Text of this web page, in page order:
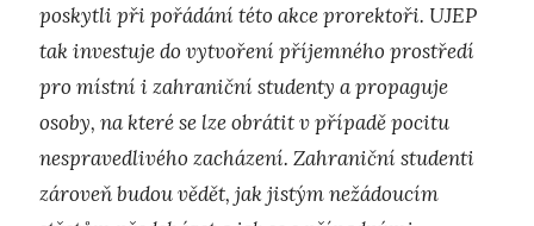
poskytli při pořádání této akce prorektoři. UJEP
tak investuje do vytvoření příjemného prostředí
pro místní i zahraniční studenty a propaguje
osoby, na které se lze obrátit v případě pocitu
nespravedlivého zacházení. Zahraniční studenti
zároveň budou vědět, jak jistým nežádoucím